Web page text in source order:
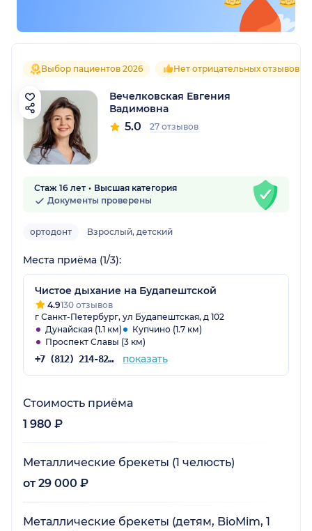
Выбор пациентов 2026 Нет отрицательных отзывов
Вечелковская Евгения
Вадимовна
5.0 27 отзывов
Стаж 16 лет
Высшая категория
Документы проверены
ортодонт Взрослый, детский
Места приёма (1/3):
Чистое дыхание на Будапештской
4.9130 отзывов
г Санкт-Петербург, ул Будапештская, д 102
Дунайская (1.1 км)
Купчино (1.7 км)
Проспект Славы (3 км)
+7 (812) 214-82-78 показать
Стоимость приёма
1 980 ₽
Металлические брекеты (1 челюсть)
от 29 000 ₽
Металлические брекеты (детям, BioMim, 1